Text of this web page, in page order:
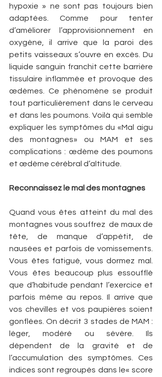
hypoxie » ne sont pas toujours bien
adaptées. Comme pour tenter
d’améliorer l’approvisionnement en
oxygène, il arrive que la paroi des
petits vaisseaux s’ouvre en excès. Du
liquide sanguin franchit cette barrière
tissulaire inflammée et provoque des
œdèmes. Ce phénomène se produit
tout particulièrement dans le cerveau
et dans les poumons. Voilà qui semble
expliquer les symptômes du «Mal aigu
des montagnes» ou MAM et ses
complications : œdème des poumons
et œdème cérébral d’altitude.
Reconnaissez le mal des montagnes
Quand vous êtes atteint du mal des
montagnes vous souffrez  de maux de
tête, de manque d’appétit, de
nausées et parfois de vomissements.
Vous êtes fatigué, vous dormez mal.
Vous êtes beaucoup plus essoufflé
que d’habitude pendant l’exercice et
parfois même au repos. Il arrive que
vos chevilles et vos paupières soient
gonflées. On décrit 3 stades de MAM :
léger, modéré ou sévère. Ils
dépendent de la gravité et de
l’accumulation des symptômes. Ces
indices sont regroupés dans le« score